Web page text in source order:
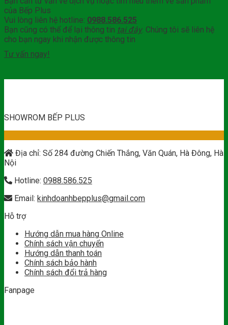
của Bếp Plus
Vui lòng liên hệ hotline: 0988.586.525
Bạn cũng có thể để lại thông tin tại đây. Chúng tôi sẽ liên hệ
cho bạn ngay khi nhận được thông tin
Tư vấn ngay!
SHOWROM BẾP PLUS
Địa chỉ: Số 284 đường Chiến Thắng, Văn Quán, Hà Đông, Hà
Nội
Hotline: 0988.586.525
Email: kinhdoanhbepplus@gmail.com
Hỗ trợ
Hướng dẫn mua hàng Online
Chính sách vận chuyển
Hướng dẫn thanh toán
Chính sách bảo hành
Chính sách đổi trả hàng
Fanpage